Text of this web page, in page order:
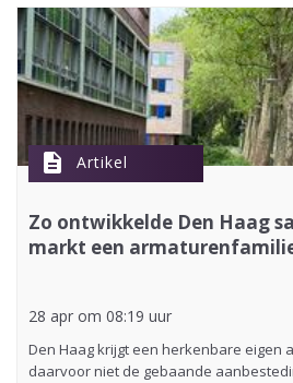
description Artikel
Zo ontwikkelde Den Haag
markt een
28 apr om 08:19 uur
Den Haag krijgt een herkenbare eigen
daarvoor niet de gebaande